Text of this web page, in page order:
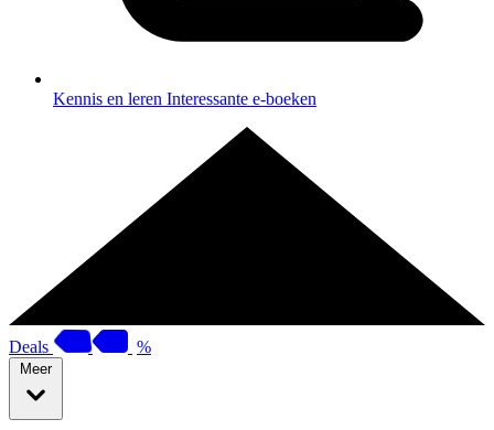
Kennis en leren Interessante e-boeken
Deals %
Meer